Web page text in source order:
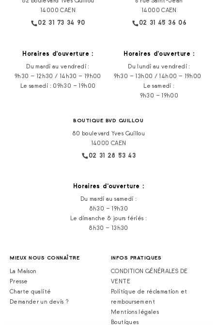
14000 CAEN
02 31 73 34 90
Horaires d‘ouverture :
Du mardi au vendredi :
9h30 – 12h30 / 14h30 – 19h00
Le samedi : 09h30 – 19h00
14000 CAEN
02 31 45 36 06
Horaires d‘ouverture :
Du lundi au vendredi :
9h30 – 13h00 / 14h00 – 19h00
Le samedi :
9h30 – 19h00
BOUTIQUE BVD GUILLOU
80 boulevard Yves Guillou
14000 CAEN
02 31 28 53 43
Horaires d‘ouverture :
Du mardi au samedi :
8h30 – 19h30
Le dimanche & jours fériés :
8h30 – 13h30
MIEUX NOUS CONNAÎTRE
La Maison
Presse
Charte qualité
Demander un devis ?
INFOS PRATIQUES
CONDITION GÉNÉRALES DE
VENTE
Politique de réclamation et
remboursement
Mentions légales
Boutiques